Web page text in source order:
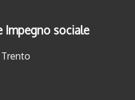
Impegno sociale
Trento